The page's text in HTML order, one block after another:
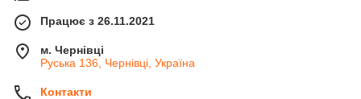
Працює з 26.11.2021
м. Чернівці
Руська 136, Чернівці, Україна
Контакти